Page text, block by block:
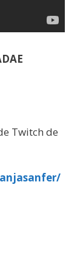
Twitch de